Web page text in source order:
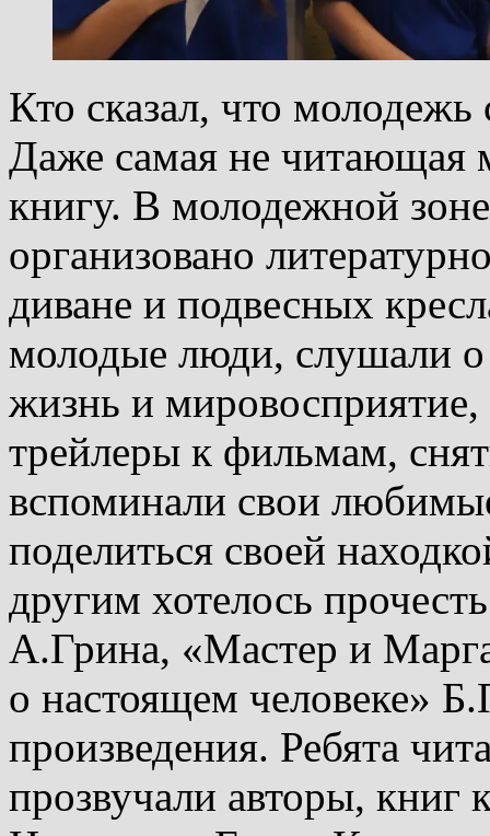
Кто сказал, что молодежь
Даже самая не
книгу. В молодежной
организовано
диване и подвесных
молодые люди, слушали
жизнь и
трейлеры к фильмам,
вспоминали свои
поделиться своей
другим хотелось
А.Грина, «Мастер и
о настоящем человеке»
произведения. Ребята
прозвучали авторы, книг